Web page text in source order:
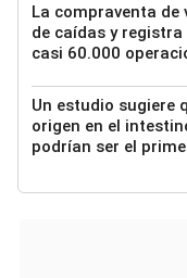
La compraventa
de caídas y
casi 60.000
Un estudio sugiere
origen en el
podrían ser el